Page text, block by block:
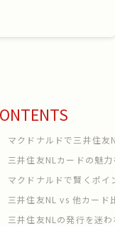
マクドナルドで三井住友
三井住友NLカードの魅
マクドナルドで賢くポイ
三井住友NL vs 他カード
三井住友NLの発行を迷わ